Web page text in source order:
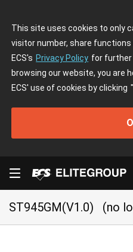
This site uses cookies to only
visitor number, share functions
ECS's Privacy Policy for further
browsing our website, you are
ECS' use of cookies by clicking
ST945GM(V1.0) (no